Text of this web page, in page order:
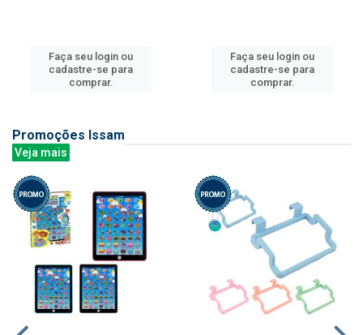
Faça seu login ou
cadastre-se para
comprar.
Faça seu login ou
cadastre-se para
comprar.
Promoções Issam
Veja mais